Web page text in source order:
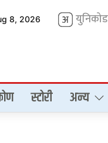
8, 2026 युनिकोड
स्टोरी अन्य